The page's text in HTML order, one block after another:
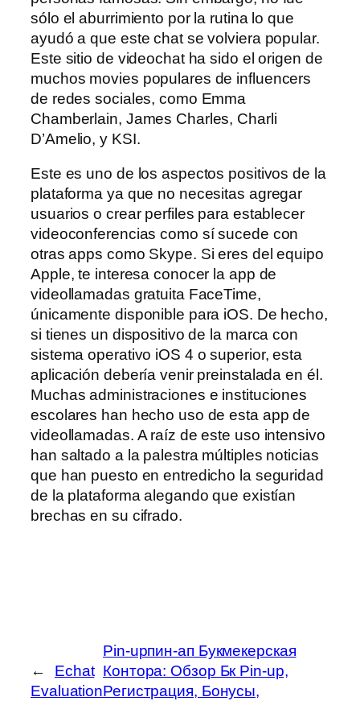
sólo el aburrimiento por la rutina lo que
ayudó a que este chat se volviera popular.
Este sitio de videochat ha sido el origen de
muchos movies populares de influencers
de redes sociales, como Emma
Chamberlain, James Charles, Charli
D’Amelio, y KSI.
Este es uno de los aspectos positivos de la
plataforma ya que no necesitas agregar
usuarios o crear perfiles para establecer
videoconferencias como sí sucede con
otras apps como Skype. Si eres del equipo
Apple, te interesa conocer la app de
videollamadas gratuita FaceTime,
únicamente disponible para iOS. De hecho,
si tienes un dispositivo de la marca con
sistema operativo iOS 4 o superior, esta
aplicación debería venir preinstalada en él.
Muchas administraciones e instituciones
escolares han hecho uso de esta app de
videollamadas. A raíz de este uso intensivo
han saltado a la palestra múltiples noticias
que han puesto en entredicho la seguridad
de la plataforma alegando que existían
brechas en su cifrado.
←
Echat
Evaluation
Pin-upпин-ап Букмекерская
Контора: Обзор Бк Pin-up,
Регистрация, Бонусы,